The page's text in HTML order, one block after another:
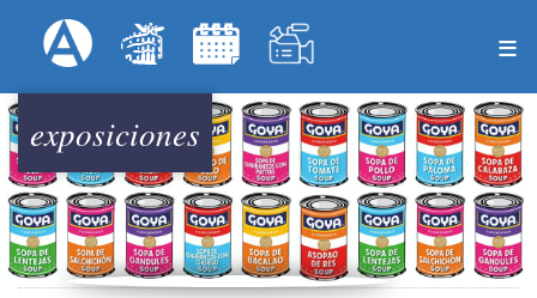
al
principal
Menú Superior
exposiciones